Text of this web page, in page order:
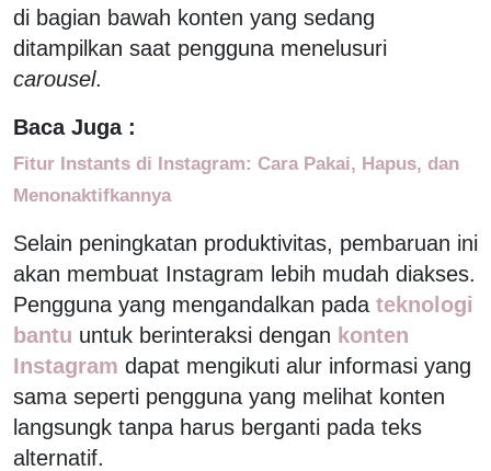
di bagian bawah konten yang sedang
ditampilkan saat pengguna menelusuri
carousel.
Baca Juga :
Fitur Instants di Instagram: Cara Pakai, Hapus, dan
Menonaktifkannya
Selain peningkatan produktivitas, pembaruan ini
akan membuat Instagram lebih mudah diakses.
Pengguna yang mengandalkan pada teknologi
bantu untuk berinteraksi dengan konten
Instagram dapat mengikuti alur informasi yang
sama seperti pengguna yang melihat konten
langsungk tanpa harus berganti pada teks
alternatif.